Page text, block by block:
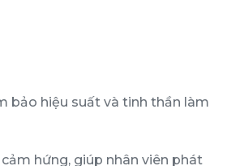
bảo hiệu suất và tinh thần làm
hứng, giúp nhân viên phát